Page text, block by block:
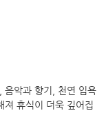
음악과 향기, 천연 입욕
져 휴식이 더욱 깊어집